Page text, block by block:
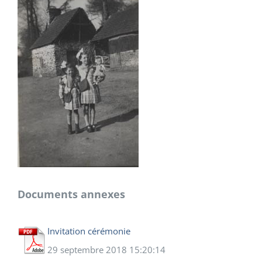
Documents annexes
Invitation cérémonie
29 septembre 2018 15:20:14